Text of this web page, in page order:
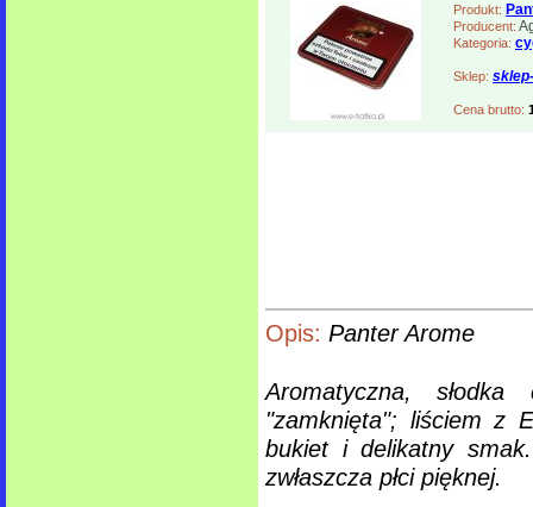
Produkt:
Producent:
Kategoria:
Sklep:
Cena brutto:
Opis: Panter Arome
Aromatyczna,
"zamknięta"; liściem z
bukiet i delikatny
zwłaszcza płci pięknej.